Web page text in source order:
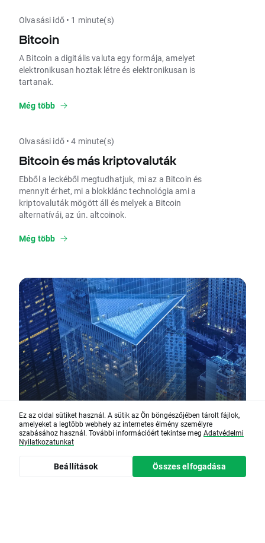
Olvasási idő • 1 minute(s)
Bitcoin
A Bitcoin a digitális valuta egy formája, amelyet
elektronikusan hoztak létre és elektronikusan is
tartanak.
Még több
Olvasási idő • 4 minute(s)
Bitcoin és más kriptovaluták
Ebből a leckéből megtudhatjuk, mi az a Bitcoin és
mennyit érhet, mi a blokklánc technológia ami a
kriptovaluták mögött áll és melyek a Bitcoin
alternatívái, az ún. altcoinok.
Még több
Olvasási idő • 5 minute(s)
Biztonságos befektetés –
Hogyan csökkenthetjük a
Ez az oldal sütiket használ. A sütik az Ön böngészőjében tárolt fájlok,
amelyeket a legtöbb webhely az internetes élmény személyre
szabásához használ. További információért tekintse meg Adatvédelmi
Nyilatkozatunkat
Beállítások Összes elfogadása